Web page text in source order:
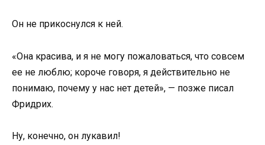
Он не прикоснулся к ней.
«Она красива, и я не могу пожаловаться, что совсем
ее не люблю; короче говоря, я действительно не
понимаю, почему у нас нет детей», — позже писал
Фридрих.
Ну, конечно, он лукавил!